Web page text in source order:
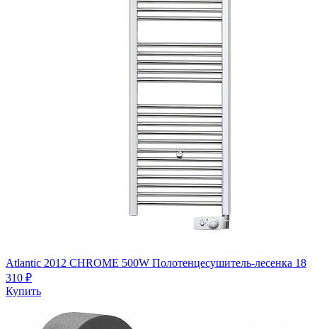
Atlantic 2012 CHROME 500W Полотенцесушитель-лесенка 18
310 ₽
Купить